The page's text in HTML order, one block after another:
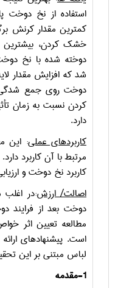
استفاده از نخ دوخت
کمترین مقدار کرنش
خشک کردن،
دوخته شده با نخ
شد که افزایش مقدار
دوخت روی جمع­
کردن نسبت به زمان
دارد.
کاربردهای عملی: این
مرتبط با آن کاربرد
کاربرد نخ دوخت و
اصالت/ ارزش:در اغلب
دوخت بعد از
مطالعه تعیین اثر
است. پیشنهادهای
لباس مبتنی بر این
-1مقدمه